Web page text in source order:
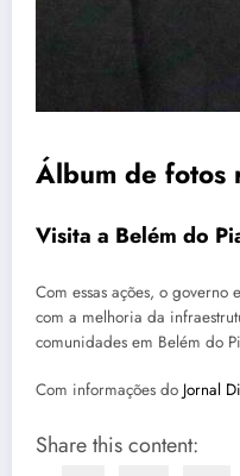
Álbum de fotos
Visita a Belém do
Com essas ações, o governo
com a melhoria da
comunidades em Belém do
Com informações do Jornal
Share this content: